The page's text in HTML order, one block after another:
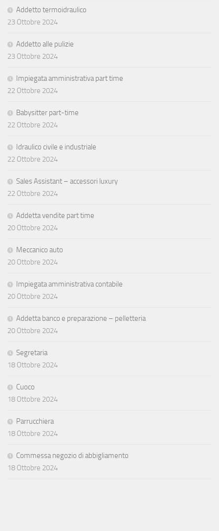
Addetto termoidraulico
23 Ottobre 2024
Addetto alle pulizie
23 Ottobre 2024
Impiegata amministrativa part time
22 Ottobre 2024
Babysitter part-time
22 Ottobre 2024
Idraulico civile e industriale
22 Ottobre 2024
Sales Assistant – accessori luxury
22 Ottobre 2024
Addetta vendite part time
20 Ottobre 2024
Meccanico auto
20 Ottobre 2024
Impiegata amministrativa contabile
20 Ottobre 2024
Addetta banco e preparazione – pelletteria
20 Ottobre 2024
Segretaria
18 Ottobre 2024
Cuoco
18 Ottobre 2024
Parrucchiera
18 Ottobre 2024
Commessa negozio di abbigliamento
18 Ottobre 2024